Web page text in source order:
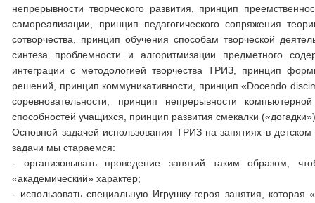
непрерывности творческого развития, принцип
самореализации, принцип педагогического сопряжения
сотворчества, принцип обучения способам творческой
синтеза проблемности и алгоритмизации предметного
интеграции с методологией творчества ТРИЗ, принцип
решений, принцип коммуникативности, принцип «Docendo
соревновательности, принцип непрерывности
способностей учащихся, принцип развития смекалки
Основной задачей использования ТРИЗ на занятиях в
задачи мы стараемся:
- организовывать проведение занятий таким образом,
«академический» характер;
- использовать специальную Игрушку-героя занятия,